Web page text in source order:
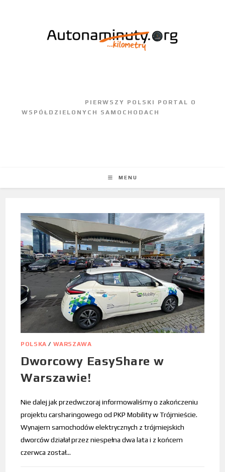
MENU
POLSKA / WARSZAWA
Dworcowy EasyShare w
Warszawie!
Nie dalej jak przedwczoraj informowaliśmy o zakończeniu
projektu carsharingowego od PKP Mobility w Trójmieście.
Wynajem samochodów elektrycznych z trójmiejskich
dworców działał przez niespełna dwa lata i z końcem
czerwca został…